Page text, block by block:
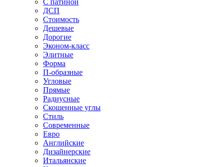
С патиной
ДСП
Стоимость
Дешевые
Дорогие
Эконом-класс
Элитные
Форма
П-образные
Угловые
Прямые
Радиусные
Скошенные углы
Стиль
Современные
Евро
Английские
Дизайнерские
Итальянские